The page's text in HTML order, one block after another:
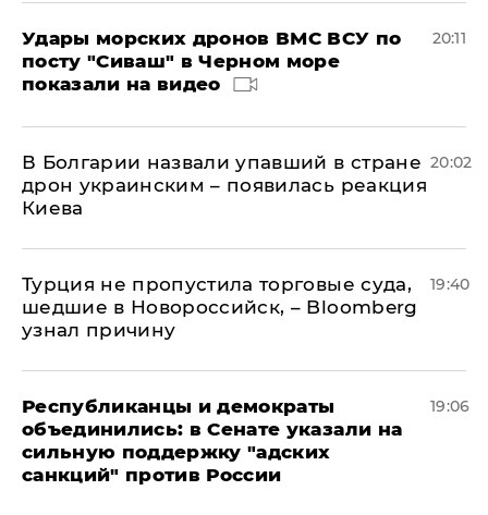
Удары морских дронов ВМС ВСУ по
посту "Сиваш" в Черном море
показали на видео
20:11
В Болгарии назвали упавший в стране
дрон украинским – появилась реакция
Киева
20:02
Турция не пропустила торговые суда,
шедшие в Новороссийск, – Bloomberg
узнал причину
19:40
Республиканцы и демократы
объединились: в Сенате указали на
сильную поддержку "адских
санкций" против России
19:06